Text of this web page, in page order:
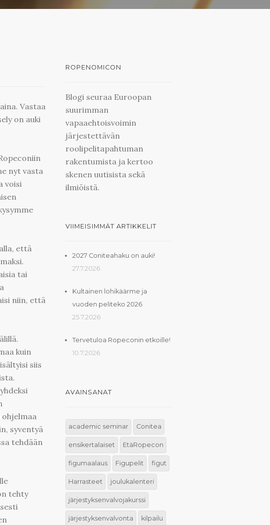
Vastaa
on auki
nyt vasta
voisi
että
tai
niin, että
kuin
siis
syventyä
tehdään
tehty
ROPENOMICON
Blogi seuraa Euroopan
suurimman
vapaaehtoisvoimin
järjestettävän
roolipelitapahtuman
rakentumista ja kertoo
skenen uutisista sekä
ilmiöistä.
VIIMEISIMMÄT ARTIKKELIT
2027 Coniteahaku on auki!
27.7.2026
Kultainen lohikäärme ja
vuoden peliteko 2026
25.7.2026
Tervetuloa Ropeconin etkoille!
10.7.2026
AVAINSANAT
academic seminar Conitea
ensikertalaiset EtäRopecon
figumaalaus Figupelit figut
Harrasteet joulukalenteri
järjestyksenvalvojakurssi
järjestyksenvalvonta kilpailu